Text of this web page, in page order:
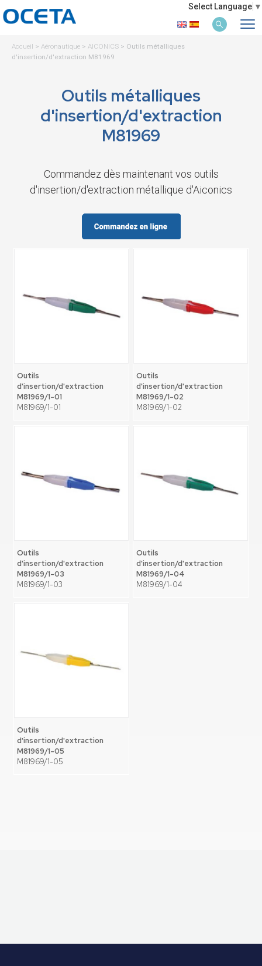
Select Language ▼
Accueil > Aéronautique > AICONICS > Outils métalliques
d'insertion/d'extraction M81969
Outils métalliques
d'insertion/d'extraction
M81969
Commandez dès maintenant vos outils
d'insertion/d'extraction métallique d'Aiconics
Outils
d'insertion/d'extraction
M81969/1-01
M81969/1-01
Outils
d'insertion/d'extraction
M81969/1-02
M81969/1-02
Outils
d'insertion/d'extraction
M81969/1-03
M81969/1-03
Outils
d'insertion/d'extraction
M81969/1-04
M81969/1-04
Outils
d'insertion/d'extraction
M81969/1-05
M81969/1-05